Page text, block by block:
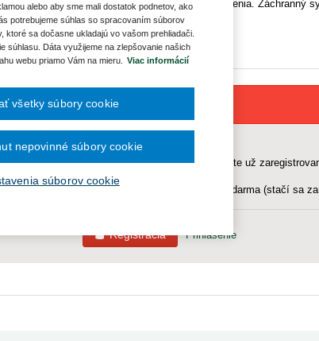
na
Ročník 2013
Ročník 2012
Ročník 2011
Ročník 2010
Ročník 2026
POPLATKY;Krízová situácia. Mimoriadne opatrenia. Záchranný
len prihlásených užívateľom.
obsahu na portáli.
majú len registrovaní používatelia portálu. Pokiaľ ste už
obsahu portálu, využite 10-dňovú demo licenciu zdarma (stačí sa
Registrácia Prihlásenie
alebo aby sme mali dostatok podnetov, ako
potrebujeme súhlas so spracovaním súborov
ktoré sa dočasne ukladajú vo vašom prehliadači.
súhlasu. Dáta využijeme na zlepšovanie našich
webu priamo Vám na mieru.
Viac informácií
súborov cookie
nepovinné súbory cookie
všetky súbory cookie